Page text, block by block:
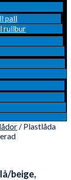
pall
rullbur
/ Plastlåda
beige,